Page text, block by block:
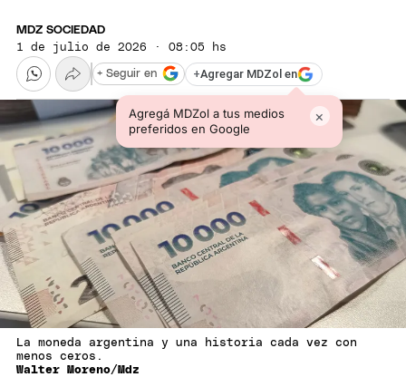
MDZ SOCIEDAD
1 de julio de 2026 · 08:05 hs
+Agregar MDZol en
Agregá MDZol a tus medios
preferidos en Google
×
+ Seguir en
La moneda argentina y una historia cada vez con
menos ceros.
Walter Moreno/Mdz